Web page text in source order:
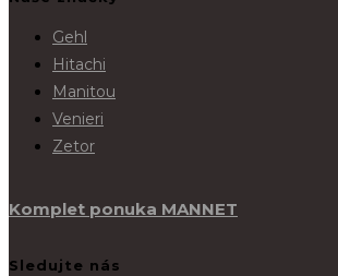
Gehl
Hitachi
Manitou
Venieri
Zetor
Komplet ponuka MANNET
Sledujte nás